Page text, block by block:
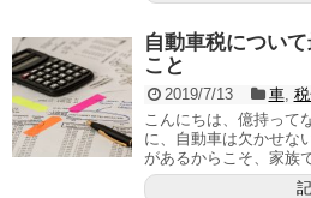
自動車税につい
こと
2019/7/13 車,
こんにちは、億持って
に、自動車は欠かせな
があるからこそ、家族